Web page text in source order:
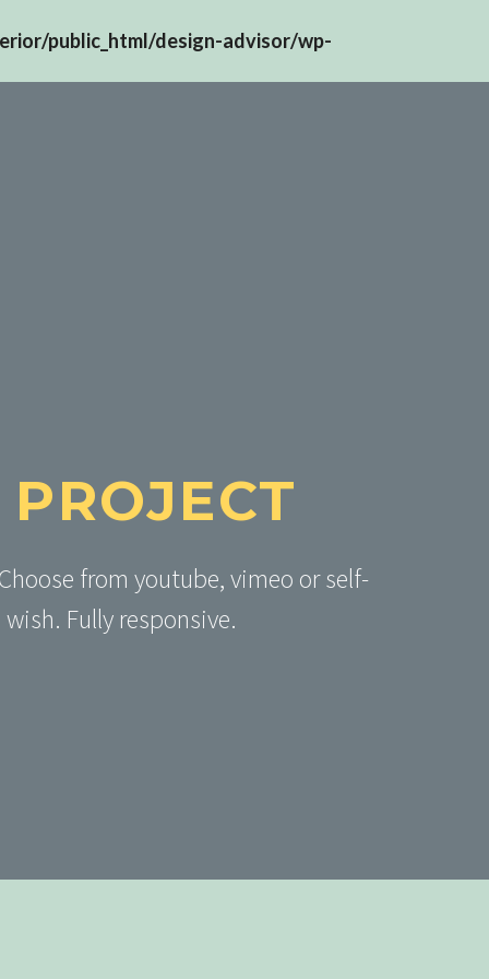
public_html/design-advisor/wp-
from youtube, vimeo or self-
Fully responsive.